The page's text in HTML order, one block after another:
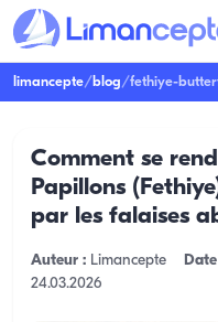
limancepte/blog/fethiye-
Comment se
Papillons
par les falaises
Auteur : Limancepte
24.03.2026